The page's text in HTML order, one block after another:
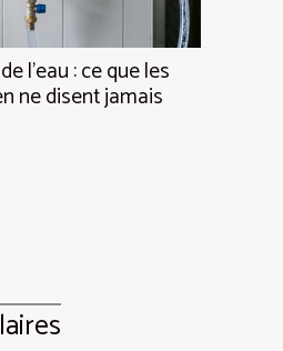
l’eau : ce que les
ne disent jamais